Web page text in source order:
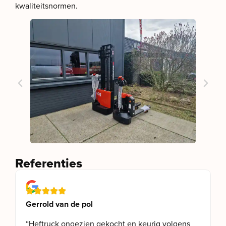
kwaliteitsnormen.
Referenties
Gerrold van de pol
“Heftruck ongezien gekocht en keurig volgens